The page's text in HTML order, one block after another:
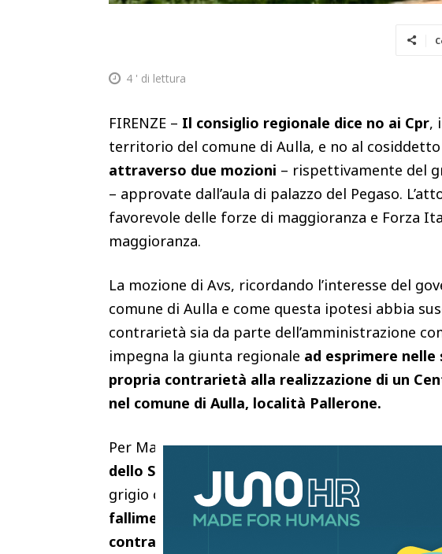
4 ' di lettura
FIRENZE – Il consiglio regionale dice no ai Cpr,
territorio del comune di Aulla, e no al
attraverso due mozioni – rispettivamente del
– approvate dall’aula di palazzo del Pegaso.
favorevole delle forze di maggioranza e Forza
maggioranza.
La mozione di Avs, ricordando l’interesse del
comune di Aulla e come questa ipotesi abbia
contrarietà sia da parte dell’amministrazione
impegna la giunta regionale ad esprimere
propria contrarietà alla realizzazione di un
nel comune di Aulla, località Pallerone.
Per Massimiliano Ghimenti (Avs), primo
dello Stato
, un abominio sociale che non
grigio che produce consenso sulla pelle delle
fallimento del modello Albania, il consigliere
contraria al Cpr ad Aulla,
sottolineando come